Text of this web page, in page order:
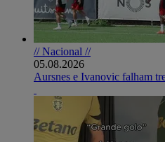
// Nacional //
05.08.2026
Aursnes e Ivanovic falham